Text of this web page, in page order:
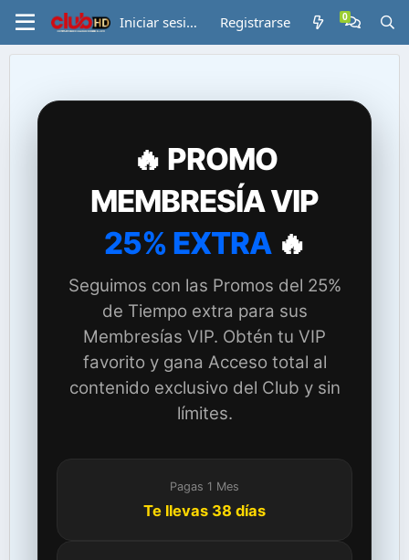
Iniciar sesión Registrarse
🔥 PROMO
MEMBRESÍA VIP
25% EXTRA🔥
Seguimos con las Promos del 25%
de Tiempo extra para sus
Membresías VIP. Obtén tu VIP
favorito y gana Acceso total al
contenido exclusivo del Club y sin
límites.
Pagas 1 Mes
Te llevas 38 días